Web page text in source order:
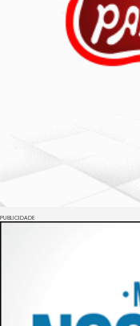
PUBLICIDADE